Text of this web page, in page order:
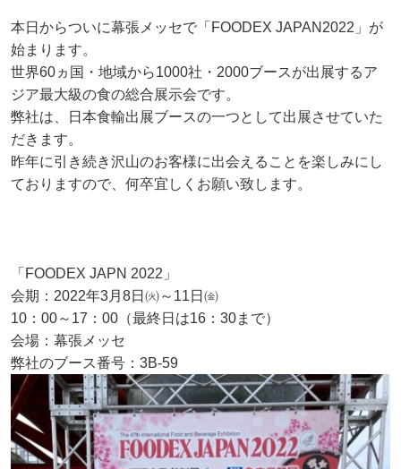
本日からついに幕張メッセで「FOODEX JAPAN2022」が
始まります。
世界60ヵ国・地域から1000社・2000ブースが出展するア
ジア最大級の食の総合展示会です。
弊社は、日本食輸出展ブースの一つとして出展させていた
だきます。
昨年に引き続き沢山のお客様に出会えることを楽しみにし
ておりますので、何卒宜しくお願い致します。
「FOODEX JAPN 2022」
会期：2022年3月8日㈫～11日㈮
10：00～17：00（最終日は16：30まで）
会場：幕張メッセ
弊社のブース番号：3B-59